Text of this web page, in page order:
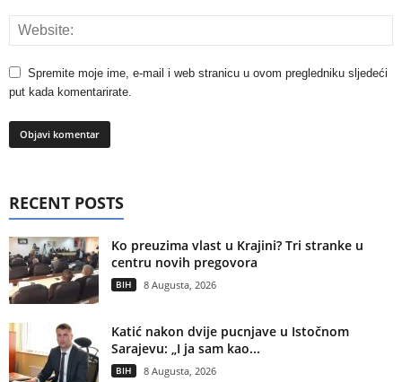
Spremite moje ime, e-mail i web stranicu u ovom pregledniku sljedeći
put kada komentarirate.
RECENT POSTS
Ko preuzima vlast u Krajini? Tri stranke u
centru novih pregovora
BIH 8 Augusta, 2026
Katić nakon dvije pucnjave u Istočnom
Sarajevu: „I ja sam kao...
BIH 8 Augusta, 2026